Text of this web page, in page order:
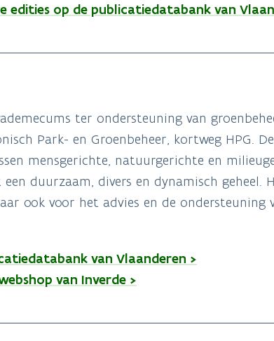
op de publicatiedatabank van
ter ondersteuning van
Park- en Groenbeheer, kortweg HPG.
mensgerichte, natuurgerichte en
duurzaam, divers en dynamisch geheel.
ook voor het advies en de ondersteuning
van Vlaanderen >
van Inverde >